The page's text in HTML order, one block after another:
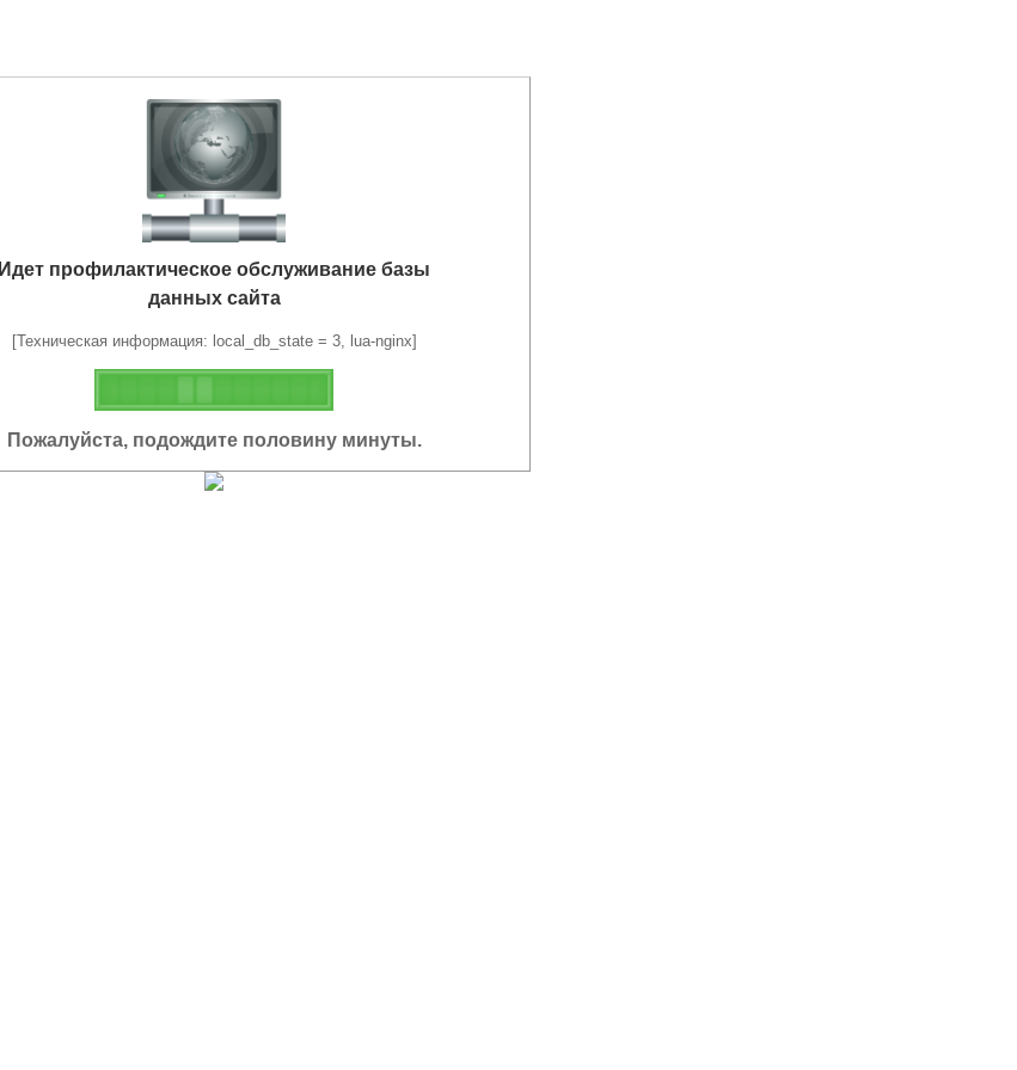
Идет профилактическое обслуживание базы
данных сайта
[Техническая информация: local_db_state = 3, lua-nginx]
Пожалуйста, подождите половину минуты.